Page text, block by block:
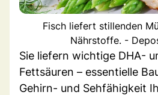
Fisch liefert stillenden
Nährstoffe. -
Sie liefern wichtige DHA-
Fettsäuren – essentielle
Gehirn- und Sehfähigkeit